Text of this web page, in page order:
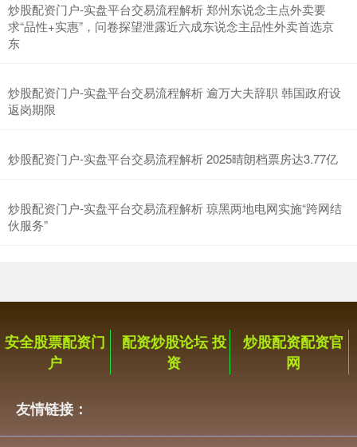
深证成指 14311.01 +200.89 +1.42%
北证50 1134.24 +11.37 +1.01%
炒股配资门户-实盘平台交易流程解析 郑州东说念主点外卖要
求“品性+实惠”，问卷探望泄露近六成东说念主品性外卖首选京
东
炒股配资门户-实盘平台交易流程解析 逾万大夫辞职 韩国政府设
返岗期限
炒股配资门户-实盘平台交易流程解析 2025晴朗档票房达3.77亿
炒股配资门户-实盘平台交易流程解析 琼黑两地电网实施“跨网结
伙服务”
安全股票配资门
户
配资炒股论坛 投
资
炒股配资配资官
网
友情链接：